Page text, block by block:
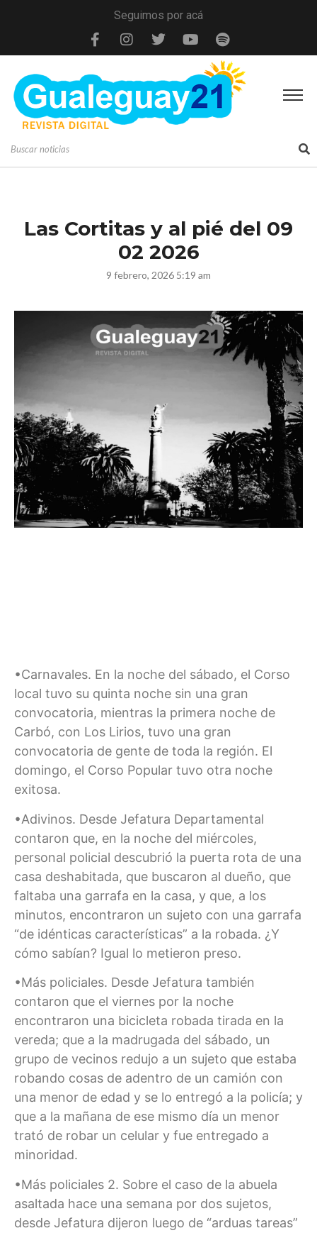
Seguimos por acá
Las Cortitas y al pié del 09
02 2026
9 febrero, 2026 5:19 am
•Carnavales. En la noche del sábado, el Corso
local tuvo su quinta noche sin una gran
convocatoria, mientras la primera noche de
Carbó, con Los Lirios, tuvo una gran
convocatoria de gente de toda la región. El
domingo, el Corso Popular tuvo otra noche
exitosa.
•Adivinos. Desde Jefatura Departamental
contaron que, en la noche del miércoles,
personal policial descubrió la puerta rota de una
casa deshabitada, que buscaron al dueño, que
faltaba una garrafa en la casa, y que, a los
minutos, encontraron un sujeto con una garrafa
“de idénticas características” a la robada. ¿Y
cómo sabían? Igual lo metieron preso.
•Más policiales. Desde Jefatura también
contaron que el viernes por la noche
encontraron una bicicleta robada tirada en la
vereda; que a la madrugada del sábado, un
grupo de vecinos redujo a un sujeto que estaba
robando cosas de adentro de un camión con
una menor de edad y se lo entregó a la policía; y
que a la mañana de ese mismo día un menor
trató de robar un celular y fue entregado a
minoridad.
•Más policiales 2. Sobre el caso de la abuela
asaltada hace una semana por dos sujetos,
desde Jefatura dijeron luego de “arduas tareas”